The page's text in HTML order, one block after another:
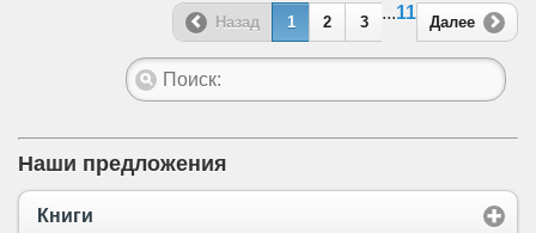
Назад 1 2 3
...11
Далее
Наши предложения
Книги